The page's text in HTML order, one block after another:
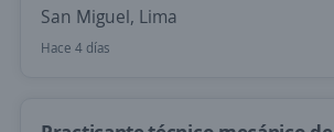
San Miguel, Lima
Hace 4 días